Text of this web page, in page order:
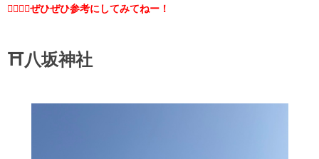
💁🏻‍♀️⛩️ぜひぜひ参考にしてみてねー！
⛩️八坂神社